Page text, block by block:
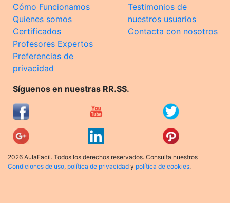
Cómo Funcionamos
Quienes somos
Certificados
Profesores Expertos
Preferencias de
privacidad
Testimonios de
nuestros usuarios
Contacta con nosotros
Síguenos en nuestras RR.SS.
2026 AulaFacil. Todos los derechos reservados. Consulta nuestros
Condiciones de uso, política de privacidad y política de cookies.